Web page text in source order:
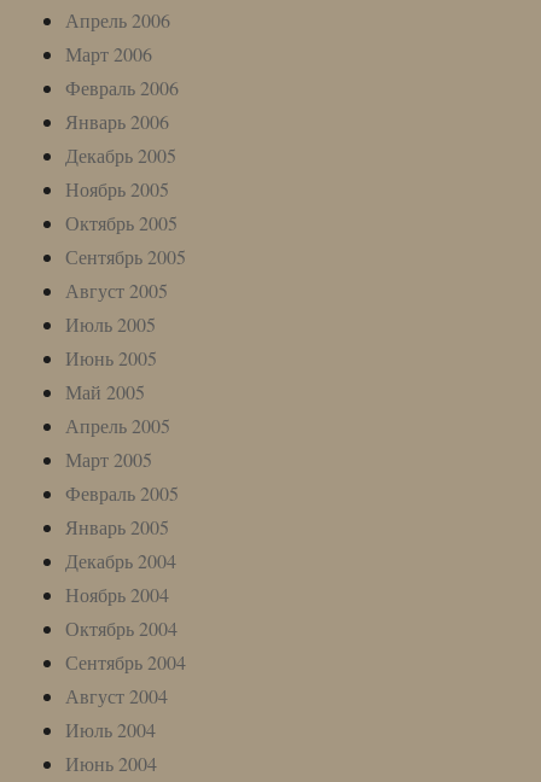
Апрель 2006
Март 2006
Февраль 2006
Январь 2006
Декабрь 2005
Ноябрь 2005
Октябрь 2005
Сентябрь 2005
Август 2005
Июль 2005
Июнь 2005
Май 2005
Апрель 2005
Март 2005
Февраль 2005
Январь 2005
Декабрь 2004
Ноябрь 2004
Октябрь 2004
Сентябрь 2004
Август 2004
Июль 2004
Июнь 2004